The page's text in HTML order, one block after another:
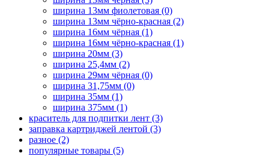
ширина 13мм фиолетовая (0)
ширина 13мм чёрно-красная (2)
ширина 16мм чёрная (1)
ширина 16мм чёрно-красная (1)
ширина 20мм (3)
ширина 25,4мм (2)
ширина 29мм чёрная (0)
ширина 31,75мм (0)
ширина 35мм (1)
ширина 375мм (1)
краситель для подпитки лент (3)
заправка картриджей лентой (3)
разное (2)
популярные товары (5)